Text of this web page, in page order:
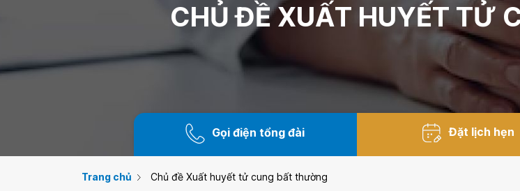
CHỦ ĐỀ XUẤT HUYẾT TỬ
Gọi điện tổng đài Đặt lịch hẹn
Trang chủ Chủ đề Xuất huyết tử cung bất thường